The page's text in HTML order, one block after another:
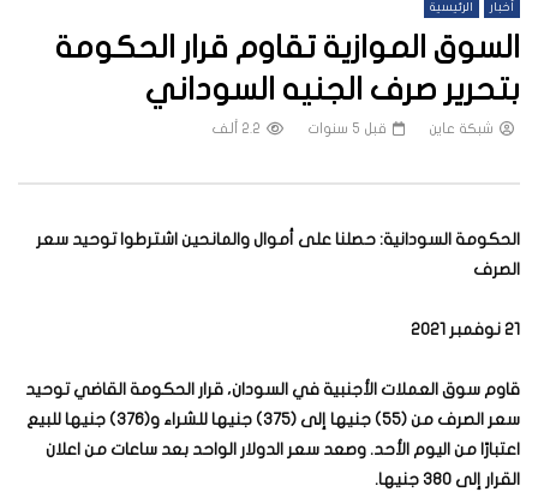
أخبار الرئيسية
السوق الموازية تقاوم قرار الحكومة
بتحرير صرف الجنيه السوداني
شبكة عاين قبل 5 سنوات 2.2 ألف
الحكومة السودانية: حصلنا على أموال والمانحين اشترطوا توحيد سعر
الصرف
21 نوفمبر 2021
قاوم سوق العملات الأجنبية في السودان، قرار الحكومة القاضي توحيد
سعر الصرف من (55) جنيها إلى (375) جنيها للشراء و(376) جنيها للبيع
اعتبارًا من اليوم الأحد. وصعد سعر الدولار الواحد بعد ساعات من اعلان
القرار إلى 380 جنيها.